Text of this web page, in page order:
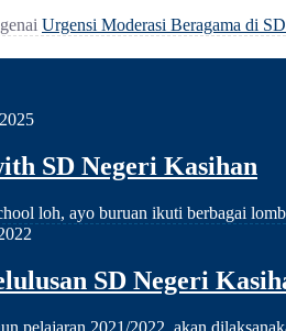
Urgensi Moderasi Beragama di
SD Negeri Kasihan
loh, ayo buruan ikuti berbagai
SD Negeri
pelajaran 2021/2022 akan